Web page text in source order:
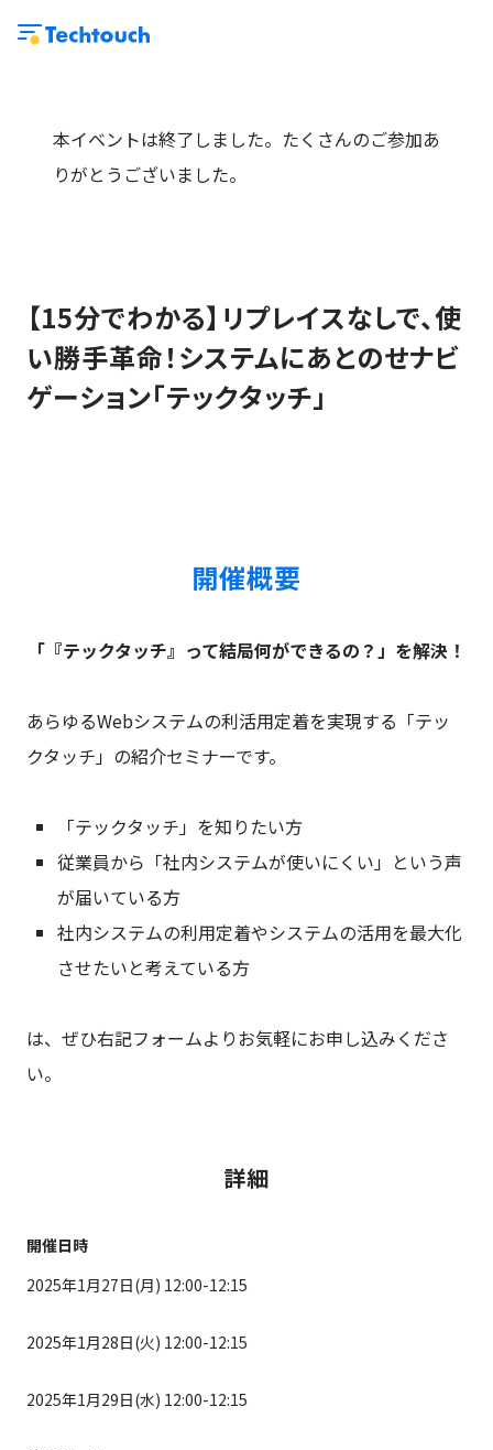
本イベントは終了しました。たくさんのご参加あ
りがとうございました。
【15分でわかる】リプレイスなしで、使
い勝手革命！システムにあとのせナビ
ゲーション「テックタッチ」
開催概要
「『テックタッチ』って結局何ができるの？」を解決！
あらゆるWebシステムの利活用定着を実現する「テッ
クタッチ」の紹介セミナーです。
「テックタッチ」を知りたい方
従業員から「社内システムが使いにくい」という声
が届いている方
社内システムの利用定着やシステムの活用を最大化
させたいと考えている方
は、ぜひ右記フォームよりお気軽にお申し込みくださ
い。
詳細
開催日時
2025年1月27日(月) 12:00-12:15
2025年1月28日(火) 12:00-12:15
2025年1月29日(水) 12:00-12:15